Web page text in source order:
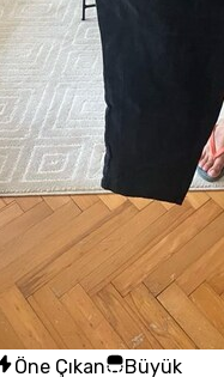
Öne Çıkan
Büyük